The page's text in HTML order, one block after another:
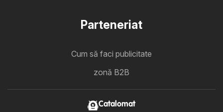
Parteneriat
Cum să faci publicitate
zonă B2B
Catalomat